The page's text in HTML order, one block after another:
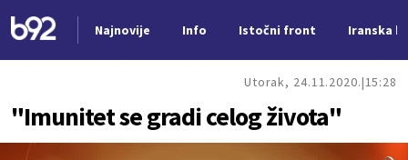
Najnovije Info Istočni front Iranska
Utorak, 24.11.2020. 15:28
"Imunitet se gradi celog života"